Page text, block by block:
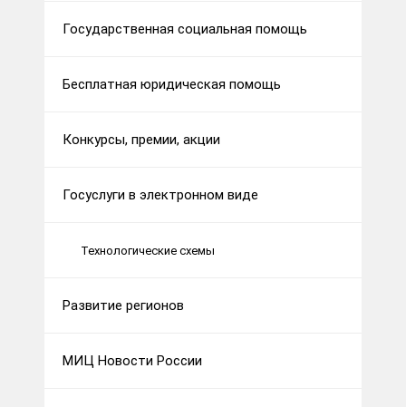
Государственная социальная помощь
Бесплатная юридическая помощь
Конкурсы, премии, акции
Госуслуги в электронном виде
Технологические схемы
Развитие регионов
МИЦ Новости России